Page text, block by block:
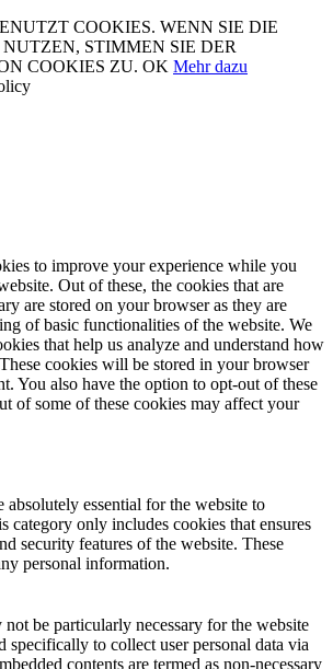
COOKIES. WENN SIE DIE
STIMMEN SIE DER
COOKIES ZU. OK Mehr dazu
to improve your experience while you
Out of these, the cookies that are
are stored on your browser as they are
of basic functionalities of the website. We
that help us analyze and understand how
cookies will be stored in your browser
You also have the option to opt-out of these
of some of these cookies may affect your
absolutely essential for the website to
category only includes cookies that ensures
security features of the website. These
personal information.
be particularly necessary for the website
specifically to collect user personal data via
contents are termed as non-necessary